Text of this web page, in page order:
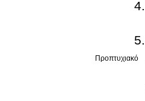
Προπτυχιακό